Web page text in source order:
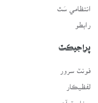
انتظامي سَٿ
رابطو
پراجيڪٽ
لفظيڪار
پيغامِ قرآن